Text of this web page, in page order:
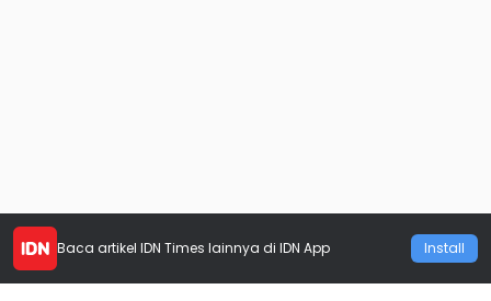
Baca artikel IDN Times lainnya di IDN App Install